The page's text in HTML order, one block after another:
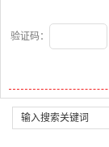
验证码：